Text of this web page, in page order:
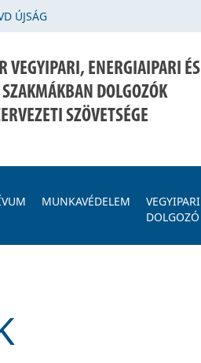
ÚJSÁG
VEGYIPARI, ENERGIAIPARI ÉS
SZAKMÁKBAN DOLGOZÓK
SZÖVETSÉGE
MUNKAVÉDELEM
VEGYIPARI
DOLGOZÓ